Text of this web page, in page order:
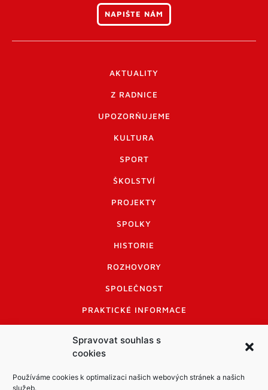
Spravovat souhlas s
cookies
Používáme cookies k optimalizaci našich webových stránek a našich
služeb.
NAPIŠTE NÁM
AKTUALITY
Z RADNICE
UPOZORŇUJEME
KULTURA
SPORT
ŠKOLSTVÍ
PROJEKTY
SPOLKY
HISTORIE
ROZHOVORY
SPOLEČNOST
PRAKTICKÉ INFORMACE
INFORMACE A KODEX DISKUTUJÍCÍCH
LOGO A LOGO MANUÁL